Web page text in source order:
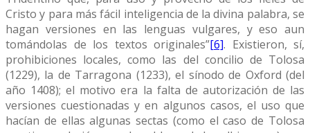
Cristo y para más fácil inteligencia de la divina palabra, se
hagan versiones en las lenguas vulgares, y eso aun
tomándolas de los textos originales”[6]. Existieron, sí,
prohibiciones locales, como las del concilio de Tolosa
(1229), la de Tarragona (1233), el sínodo de Oxford (del
año 1408); el motivo era la falta de autorización de las
versiones cuestionadas y en algunos casos, el uso que
hacían de ellas algunas sectas (como el caso de Tolosa